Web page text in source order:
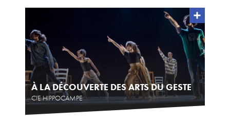
Lettre d'info
À LA DÉCOUVERTE DES ARTS DU GESTE
CIE HIPPOCAMPE